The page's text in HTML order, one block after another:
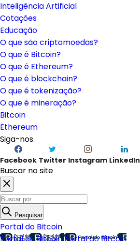
Inteligência Artificial
Cotações
Educação
O que são criptomoedas?
O que é Bitcoin?
O que é Ethereum?
O que é blockchain?
O que é tokenização?
O que é mineração?
Bitcoin
Ethereum
Siga-nos
Facebook Twitter Instagram LinkedIn
Buscar no site
Pesquisar
Portal do Bitcoin